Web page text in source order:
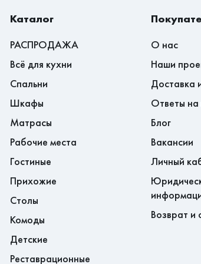
- доставка до
стоимость
Каталог
РАСПРОДАЖА
Всё для кухни
Спальни
Шкафы
Матрасы
Рабочие места
Гостиные
Прихожие
Столы
Комоды
Детские
Реставрационные
О нас
Наши
Доставка
Ответы на
Блог
Вакансии
Личный
Возврат и